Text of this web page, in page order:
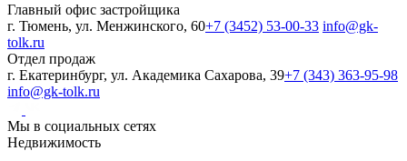
Главный офис застройщика
г. Тюмень, ул. Менжинского, 60+7 (3452) 53-00-33 info@gk-
tolk.ru
Отдел продаж
г. Екатеринбург, ул. Академика Сахарова, 39+7 (343) 363-95-98
info@gk-tolk.ru
Мы в социальных сетях
Недвижимость